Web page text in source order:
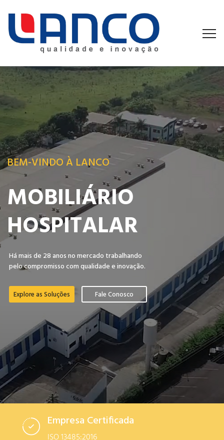
BEM-VINDO À LANCO
MOBILIÁRIO
HOSPITALAR
Há mais de 28 anos no mercado trabalhando
pelo compromisso com qualidade e inovação.
Explore as Soluções Fale Conosco
Empresa Certificada